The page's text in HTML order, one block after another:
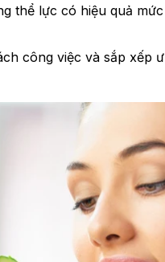
thể lực có hiệu quả
công việc và sắp xếp